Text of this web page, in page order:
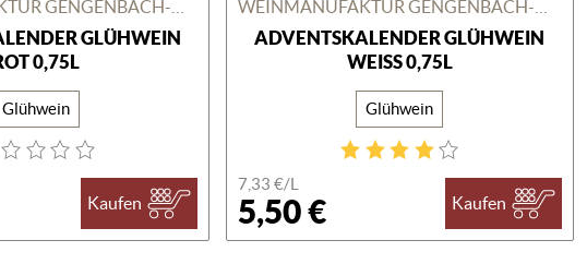
GLÜHWEIN
0,75L
Glühwein
Kaufen
ADVENTSKALENDER GLÜHWEIN
WEISS 0,75L
Glühwein
7,33 €/L
5,50 € Kaufen